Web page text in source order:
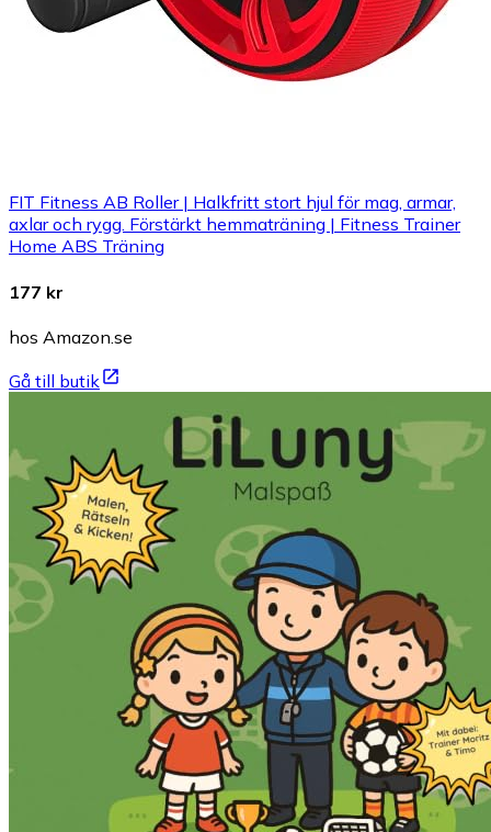
FIT Fitness AB Roller | Halkfritt stort hjul för mag, armar,
axlar och rygg. Förstärkt hemmaträning | Fitness Trainer
Home ABS Träning
177 kr
hos Amazon.se
Gå till butik